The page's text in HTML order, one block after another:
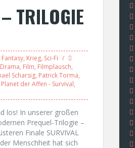
TRILOGIE
Fantasy, Krieg, Sci-Fi
Drama, Film, Filmplausch,
Scharsig, Patrick Torma,
Planet der Affen - Survival,
los! In unserer großen
Prequel-Trilogie –
Finale SURVIVAL
Menschheit hat sich